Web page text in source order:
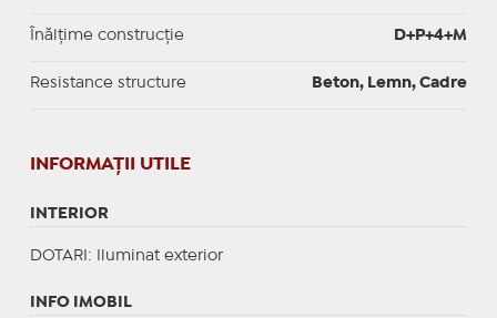
Înălțime construcție D+P+4+M
Resistance structure Beton, Lemn, Cadre
INFORMAŢII UTILE
INTERIOR
DOTARI : Iluminat exterior
INFO IMOBIL